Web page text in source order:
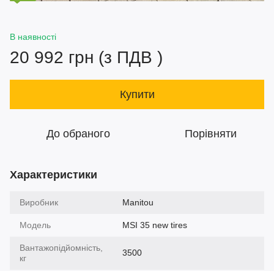
В наявності
20 992 грн (з ПДВ )
Купити
До обраного Порівняти
Характеристики
Виробник Manitou
Модель MSI 35 new tires
Вантажопідйомність,
кг
3500